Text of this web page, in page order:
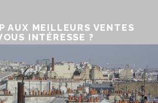
AUX MEILLEURS VENTES
INTÉRESSE ?